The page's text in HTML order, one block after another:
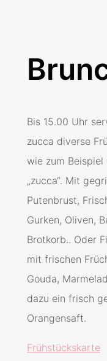
Bis 15.00 Uhr
zucca diverse
wie zum Beispiel
„zucca“. Mit
Putenbrust,
Gurken, Oliven,
Brotkorb.. Oder
mit frischen
Gouda,
dazu ein frisch
Orangensaft.
Frühstückskarte